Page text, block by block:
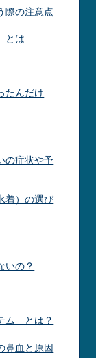
際の注意点
とは
たんだけ
の症状や予
着）の選び
いの？
ム」とは？
鼻血と原因